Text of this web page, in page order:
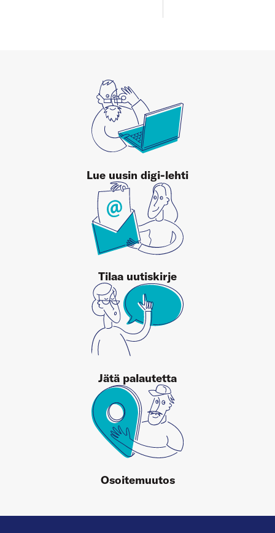
Lue uusin digi-lehti
Tilaa uutiskirje
Jätä palautetta
Osoitemuutos